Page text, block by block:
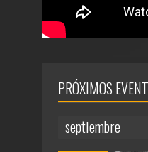
PRÓXIMOS
septiembre